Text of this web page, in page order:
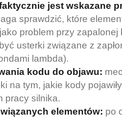
jest wskazane
sprawdzić, które
jako problem przy
usterki związane z
lambda).
kodu do objawu:
na tym, jakie kody
pracy silnika.
elementów: po